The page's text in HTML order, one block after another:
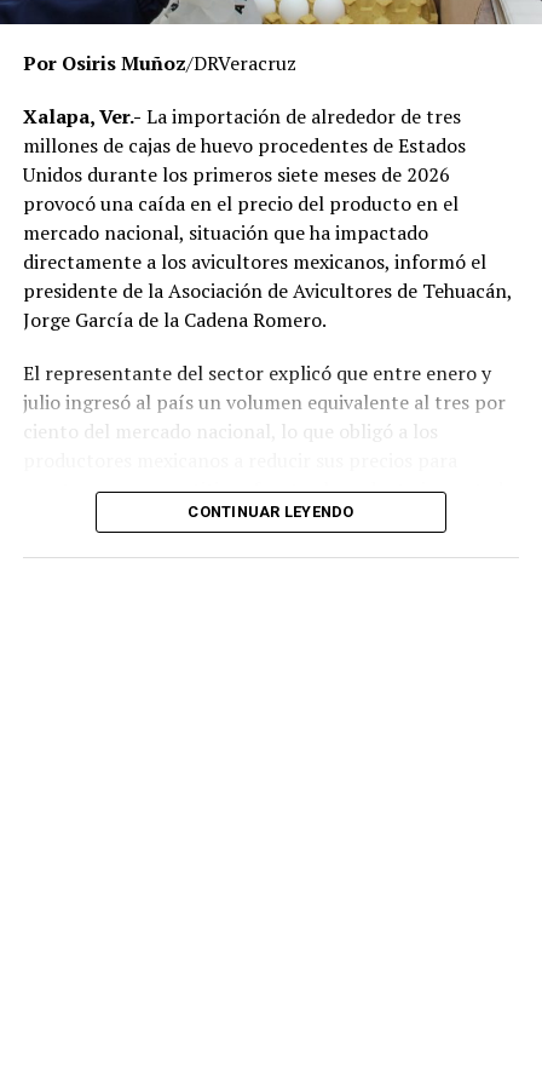
responsabilidades individuales.
señalaron que un grupo de profesores ha manifestado
su inconformidad con el proceso de revisión, al
considerar que las investigaciones podrían afectar
intereses al interior de la institución.
De acuerdo con esos testimonios, el grupo identificado
comoMovimiento Estatal UPAV, integrado
públicamente por Verónica Sánchez Ramos, Mauricio
Ivette Lara Barradas, Roberto Ibáñez y Carlos Enrique
Sierra, ha cuestionado las acciones emprendidas por las
autoridades universitarias y estatales.
informado la conclusión de las investigaciones ni la
emisión de sanciones o resoluciones específicas. El
Por Osiris Muñoz/DRVeracruz
Xalapa, Ver.- La importación de alrededor de tres
millones de cajas de huevo procedentes de Estados
Unidos durante los primeros siete meses de 2026
provocó una caída en el precio del producto en el
mercado nacional, situación que ha impactado
directamente a los avicultores mexicanos, informó el
presidente de la Asociación de Avicultores de Tehuacán,
Jorge García de la Cadena Romero.
El representante del sector explicó que entre enero y
julio ingresó al país un volumen equivalente al tres por
ciento del mercado nacional, lo que obligó a los
mantenerse competitivos frente al producto importado.
CONTINUAR LEYENDO